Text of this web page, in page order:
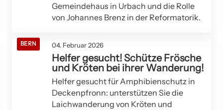
Gemeindehaus in Urbach und die Rolle
von Johannes Brenz in der Reformatorik.
BERN 04. Februar 2026
Helfer gesucht! Schütze Frösche
und Kröten bei ihrer Wanderung!
Helfer gesucht für Amphibienschutz in
Deckenpfronn: unterstützen Sie die
Laichwanderung von Kröten und